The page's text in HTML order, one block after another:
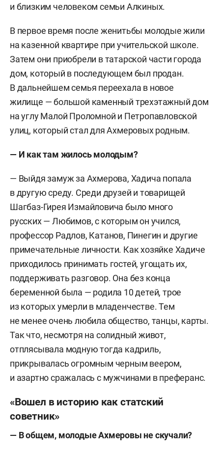
и близким человеком семьи Алкиных.
В первое время после женитьбы молодые жили
на казенной квартире при учительской школе.
Затем они приобрели в татарской части города
дом, который в последующем был продан.
В дальнейшем семья переехала в новое
жилище — большой каменный трехэтажный дом
на углу Малой Проломной и Петропавловской
улиц, который стал для Ахмеровых родным.
— И как там жилось молодым?
— Выйдя замуж за Ахмерова, Хадича попала
в другую среду. Среди друзей и товарищей
Шагбаз-Гирея Измайловича было много
русских — Любимов, с которым он учился,
профессор Радлов, Катанов, Пинегин и другие
примечательные личности. Как хозяйке Хадиче
приходилось принимать гостей, угощать их,
поддерживать разговор. Она без конца
беременной была — родила 10 детей, трое
из которых умерли в младенчестве. Тем
не менее очень любила общество, танцы, карты.
Так что, несмотря на солидный живот,
отплясывала модную тогда кадриль,
прикрывалась огромным черным веером,
и азартно сражалась с мужчинами в преферанс.
«Вошел в историю как статский
советник»
— В общем, молодые Ахмеровы не скучали?